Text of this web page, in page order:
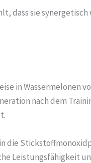
dass sie
in
nach dem
die
Leistungsfähigkeit